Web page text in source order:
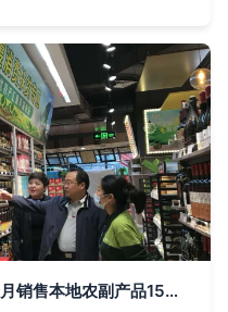
十堰商务助农打出“组合拳” 9个月销售本地农副产品15亿元的实践与启示